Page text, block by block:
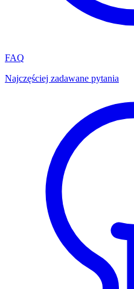
FAQ
Najczęściej zadawane pytania